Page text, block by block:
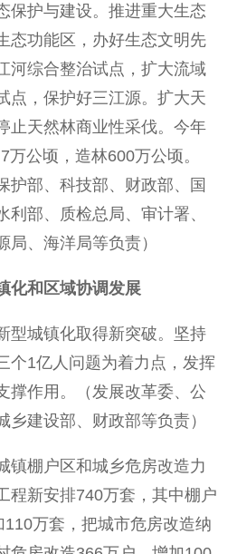
保护与建设。推进重大生态
态功能区，办好生态文明先
河综合整治试点，扩大流域
点，保护好三江源。扩大天
止天然林商业性采伐。今年
公顷，造林600万公顷。
护部、科技部、财政部、国
利部、质检总局、审计署、
、海洋局等负责）
化和区域协调发展
型城镇化取得新突破。坚持
个1亿人问题为着力点，发挥
撑作用。（发展改革委、公
乡建设部、财政部等负责）
镇棚户区和城乡危房改造力
程新安排740万套，其中棚户
万套，把城市危房改造纳